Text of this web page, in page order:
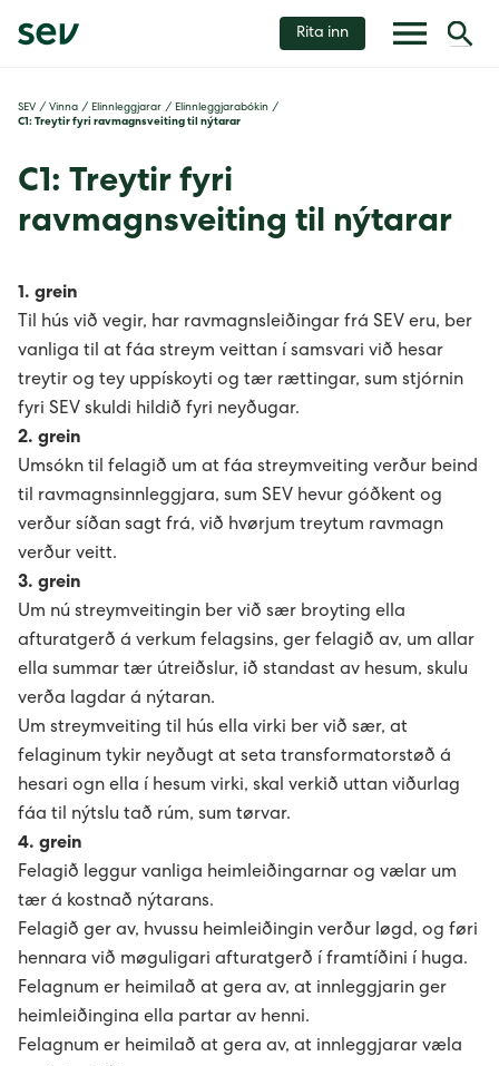
Rita inn
Húsarhald
Góð ráð um at prýða við skili
Nýt el við skili
Tá ið tú byggir egnan bústað
Sjálvgreiðsla
Boða frá flyting
Rinda rokningina sjálvvirkandi
Boða frá skaða
Oyðublað til fulltrú
Mítt SEV - títt besta innlit í tína nýtslu
Tín elmálari
Treytir fyri ravmagnsnýtslu fyri nýtarar
Elinnleggjarar
Løggildir elinnleggjarar
Elinnleggjarabókin
A1: Viðskiftagongd millum løggildar elinnleggjarar
og SEV
A2: Byggistreymur
Vegleiðing til uppseting av málarum
B2: Luftteym til kaðalteym
C1: Treytir fyri ravmagnsveiting til nýtarar
C2: Felagsreglurnar
C3: Broytingar til felagsreglur
D1: Løgtingslógir
D2: Landsstýriskunngerðir
D2: Landsstýriskunngerðir
SEV / Vinna / Elinnleggjarar / Elinnleggjarabókin /
C1: Treytir fyri ravmagnsveiting til nýtarar
C1: Treytir fyri
ravmagnsveiting til nýtarar
1. grein
Til hús við vegir, har ravmagnsleiðingar frá SEV eru, ber
vanliga til at fáa streym veittan í samsvari við hesar
treytir og tey uppískoyti og tær rættingar, sum stjórnin
fyri SEV skuldi hildið fyri neyðugar.
2. grein
Umsókn til felagið um at fáa streymveiting verður beind
til ravmagnsinnleggjara, sum SEV hevur góðkent og
verður síðan sagt frá, við hvørjum treytum ravmagn
verður veitt.
3. grein
Um nú streymveitingin ber við sær broyting ella
afturatgerð á verkum felagsins, ger felagið av, um allar
ella summar tær útreiðslur, ið standast av hesum, skulu
verða lagdar á nýtaran.
Um streymveiting til hús ella virki ber við sær, at
felaginum tykir neyðugt at seta transformatorstøð á
hesari ogn ella í hesum virki, skal verkið uttan viðurlag
fáa til nýtslu tað rúm, sum tørvar.
4. grein
Felagið leggur vanliga heimleiðingarnar og vælar um
tær á kostnað nýtarans.
Felagið ger av, hvussu heimleiðingin verður løgd, og føri
hennara við møguligari afturatgerð í framtíðini í huga.
Felagnum er heimilað at gera av, at innleggjarin ger
heimleiðingina ella partar av henni.
Felagnum er heimilað at gera av, at innleggjarar væla